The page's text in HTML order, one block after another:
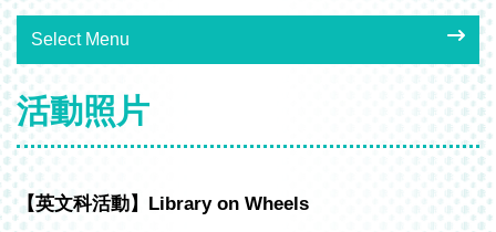
Select Menu
活動照片
【英文科活動】Library on Wheels